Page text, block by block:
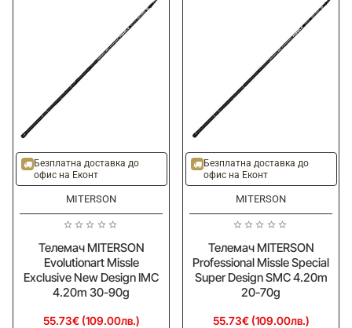
Безплатна доставка до
офис на Еконт
MITERSON
Телемач MITERSON
Evolutionart Missle
Exclusive New Design IMC
4.20m 30-90g
55.73€ (109.00лв.)
Безплатна доставка до
офис на Еконт
MITERSON
Телемач MITERSON
Professional Missle Special
Super Design SMC 4.20m
20-70g
55.73€ (109.00лв.)